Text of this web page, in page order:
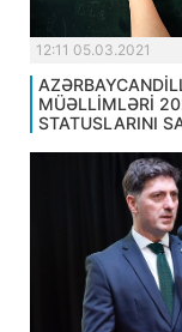
12:11 05.03.2021
MÜƏLLİMLƏRİ
STATUSLARINI